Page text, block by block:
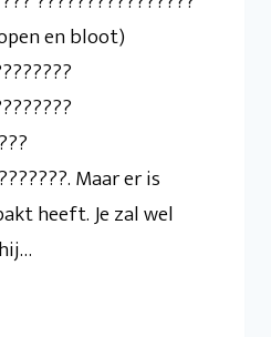
en bloot)
Maar er is
heeft. Je zal wel